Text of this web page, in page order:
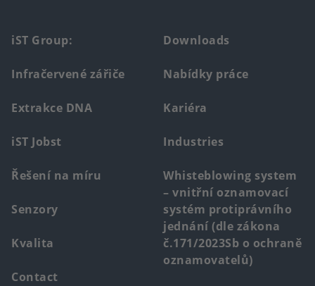
Footer
main
menu
iST Group:
Infračervené zářiče
Extrakce DNA
iST Jobst
Řešení na míru
Senzory
Kvalita
Contact
Downloads
Nabídky práce
Kariéra
Industries
Whisteblowing system
– vnitřní oznamovací
systém protiprávního
jednání (dle zákona
č.171/2023Sb o ochraně
oznamovatelů)